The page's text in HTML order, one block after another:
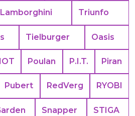
Triunfo
Tielburger Oasis
Poulan P.I.T. Piran
Pubert RedVerg RYOBI
Snapper STIGA